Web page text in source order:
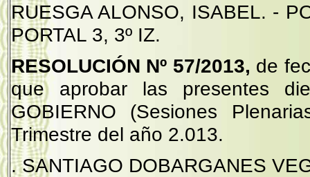
RUESGA ALONSO, ISABEL. -
PORTAL 3, 3º IZ.
RESOLUCIÓN Nº 57/2013, de
que aprobar las presentes
GOBIERNO (Sesiones
Trimestre del año 2.013.
. SANTIAGO DOBARGANES